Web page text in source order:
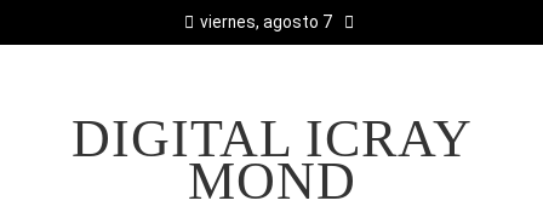
viernes, agosto 7
DIGITAL ICRAY
MOND